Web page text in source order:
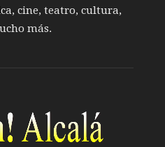
cine, teatro, cultura,
más.